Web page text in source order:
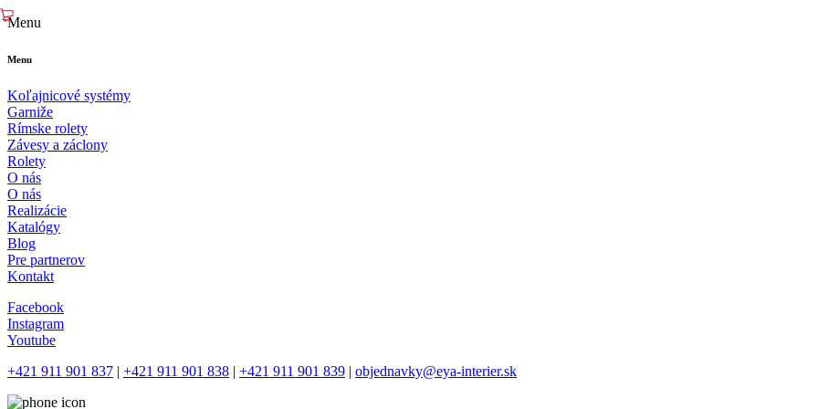
Menu
Menu
Koľajnicové systémy
Garniže
Rímske rolety
Závesy a záclony
Rolety
O nás
O nás
Realizácie
Katalógy
Blog
Pre partnerov
Kontakt
Facebook
Instagram
Youtube
+421 911 901 837 | +421 911 901 838 | +421 911 901 839 | objednavky@eya-interier.sk